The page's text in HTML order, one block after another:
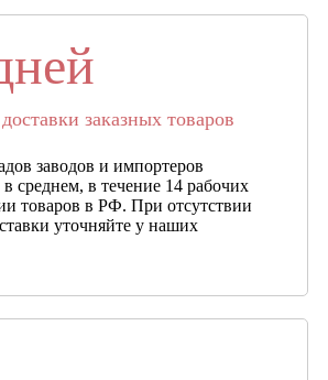
заказных товаров
заводов и импортеров
в среднем, в течение 14 рабочих
товаров в РФ. При отсутствии
уточняйте у наших